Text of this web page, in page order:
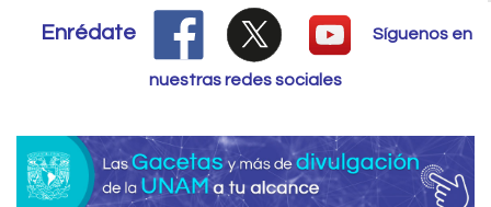
Enrédate Síguenos en
nuestras redes sociales